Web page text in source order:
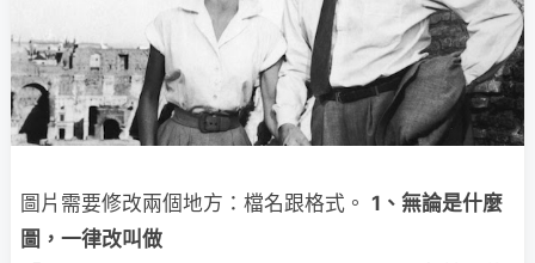
圖片需要修改兩個地方：檔名跟格式。 1 、無論是什麼
圖，一律改叫做